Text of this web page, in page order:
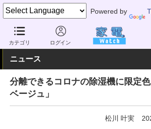
Powered by
カテゴリ ログイン
家電 Watch 空調家電 加湿器・除湿機
ニュース
分離できるコロナの除湿機に限定
ベージュ」
松川 叶実